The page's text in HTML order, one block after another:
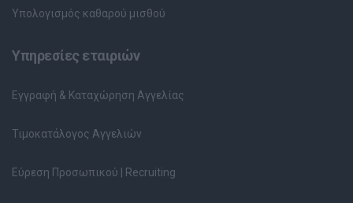
Υπολογισμός καθαρού μισθού
Υπηρεσίες εταιριών
Εγγραφή & Καταχώρηση Αγγελίας
Τιμοκατάλογος Αγγελιών
Εύρεση Προσωπικού | Recruiting